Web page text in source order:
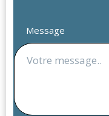
Message